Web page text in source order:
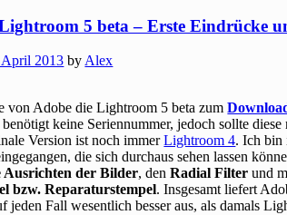
5 beta – Erste Eindrücke
April 2013 by Alex
von Adobe die Lightroom 5 beta zum
keine Seriennummer, jedoch sollte
Version ist noch immerLightroom 4. Ich bin
die sich durchaus sehen lassen
Ausrichten der Bilder, denRadial Filter und
bzw. Reparaturstempel. Insgesamt liefert
jeden Fall wesentlich besser aus, als damals